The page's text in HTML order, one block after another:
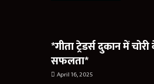
*गीता ट्रेडर्स दुकान में
सफलता*
April 16, 2025